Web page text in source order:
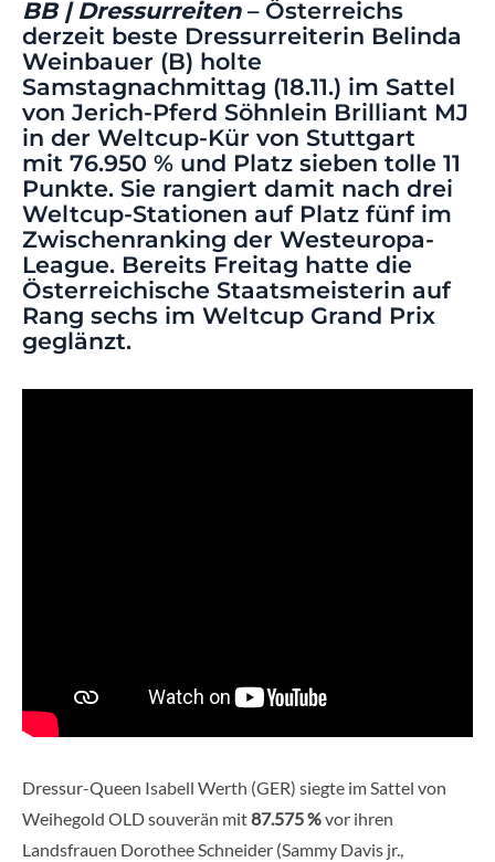
BB | Dressurreiten– Österreichs
derzeit beste Dressurreiterin Belinda
Weinbauer (B) holte
Samstagnachmittag (18.11.) im Sattel
von Jerich-Pferd Söhnlein Brilliant MJ
in der Weltcup-Kür von Stuttgart
mit 76.950 % und Platz sieben tolle 11
Punkte. Sie rangiert damit nach drei
Weltcup-Stationen auf Platz fünf im
Zwischenranking der Westeuropa-
League. Bereits Freitag hatte die
Österreichische Staatsmeisterin auf
Rang sechs im Weltcup Grand Prix
geglänzt.
Dressur-Queen Isabell Werth (GER) siegte im Sattel von
Weihegold OLD souverän mit87.575 %vor ihren
Landsfrauen Dorothee Schneider (Sammy Davis jr.,